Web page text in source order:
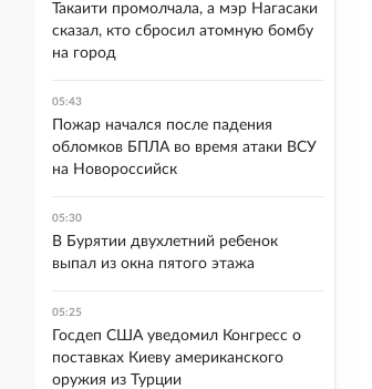
Такаити промолчала, а мэр Нагасаки
сказал, кто сбросил атомную бомбу
на город
05:43
Пожар начался после падения
обломков БПЛА во время атаки ВСУ
на Новороссийск
05:30
В Бурятии двухлетний ребенок
выпал из окна пятого этажа
05:25
Госдеп США уведомил Конгресс о
поставках Киеву американского
оружия из Турции